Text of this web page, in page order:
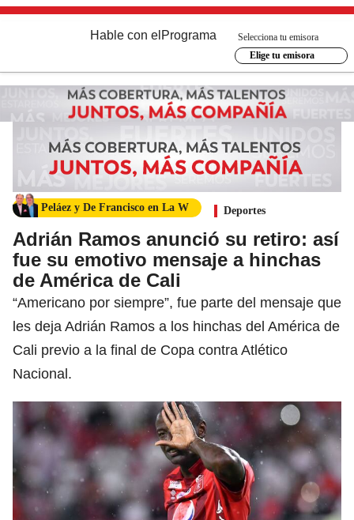
Hable con el Programa
Selecciona tu emisora
Elige tu emisora
Peláez y De Francisco en La W Deportes
Adrián Ramos anunció su retiro: así
fue su emotivo mensaje a hinchas
de América de Cali
“Americano por siempre”, fue parte del mensaje que
les deja Adrián Ramos a los hinchas del América de
Cali previo a la final de Copa contra Atlético
Nacional.